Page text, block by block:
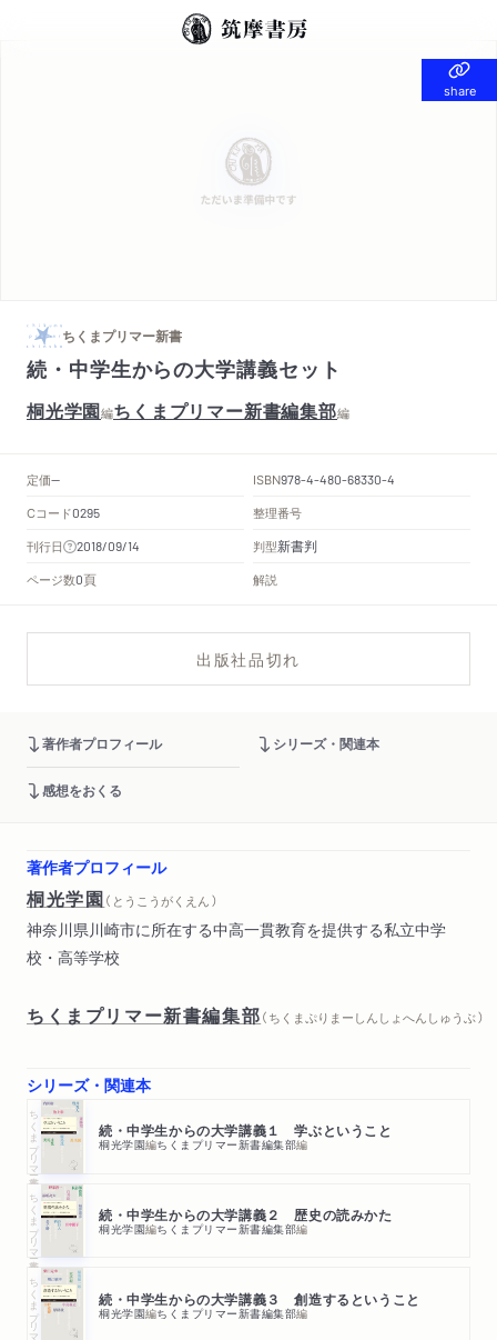
share
share
ちくまプリマー新書
続・中学生からの大学講義セット
桐光学園編ちくまプリマー新書編集部編
定価-- ISBN978-4-480-68330-4
Cコード0295
整理番号
刊行日
2018/09/14 判型新書判
ページ数0頁 解説
出版社品切れ
著作者プロフィール シリーズ・関連本
感想をおくる
著作者プロフィール
桐光学園（ とうこうがくえん ）
神奈川県川崎市に所在する中高一貫教育を提供する私立中学
校・高等学校
ちくまプリマー新書編集部（ ちくまぷりまーしんしょへんしゅうぶ ）
シリーズ・関連本
ちくまプリマー新書 続・中学生からの大学講義１ 学ぶということ
桐光学園編ちくまプリマー新書編集部編
ちくまプリマー新書 続・中学生からの大学講義２ 歴史の読みかた
桐光学園編ちくまプリマー新書編集部編
ちくまプリマー新書 続・中学生からの大学講義３ 創造するということ
桐光学園編ちくまプリマー新書編集部編